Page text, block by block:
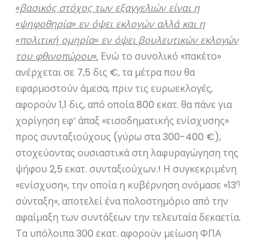
«βασικός στόχος των εξαγγελιών είναι η
«ψηφοθηρία» εν όψει εκλογών αλλά και η
«πολιτική ομηρία» εν όψει βουλευτικών εκλογών
του φθινοπώρου». Ενώ το συνολικό «πακέτο»
ανέρχεται σε 7,5 δις €, τα μέτρα που θα
εφαρμοστούν άμεσα, πριν τις ευρωεκλογές,
αφορούν 1,1 δις, από οποία 800 εκατ. θα πάνε για
χορίγηση εφ’ άπαξ «εισοδηματικής ενίσχυσης»
προς συνταξιούχους (γύρω στα 300-400 €),
στοχεύοντας ουσιαστικά στη λαφυραγώγηση της
ψήφου 2,5 εκατ. συνταξιούχων.! Η συγκεκριμένη
«ενίσχυση», την οποία η κυβέρνηση ονόμασε «13η
σύνταξη», αποτελεί ένα πολοστημόριο από την
αφαίμαξη των συντάξεων την τελευταία δεκαετία.
Τα υπόλοιπα 300 εκατ. αφορούν μείωση ΦΠΑ